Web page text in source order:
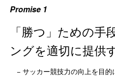
Promise 1
「勝つ」ための手
ングを適切に提供
− サッカー競技力の向上を目的